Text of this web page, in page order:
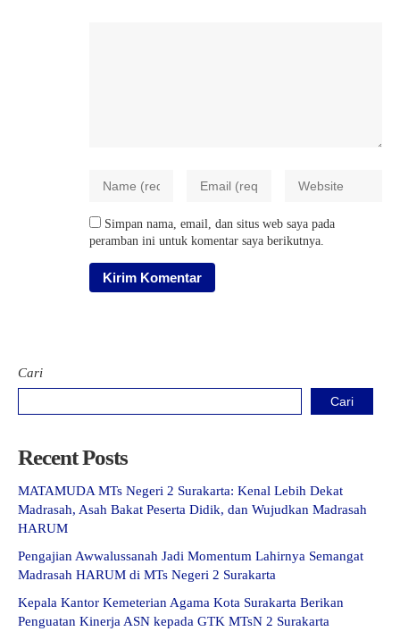
Simpan nama, email, dan situs web saya pada
peramban ini untuk komentar saya berikutnya.
Cari
Cari
Recent Posts
MATAMUDA MTs Negeri 2 Surakarta: Kenal Lebih Dekat
Madrasah, Asah Bakat Peserta Didik, dan Wujudkan Madrasah
HARUM
Pengajian Awwalussanah Jadi Momentum Lahirnya Semangat
Madrasah HARUM di MTs Negeri 2 Surakarta
Kepala Kantor Kemeterian Agama Kota Surakarta Berikan
Penguatan Kinerja ASN kepada GTK MTsN 2 Surakarta